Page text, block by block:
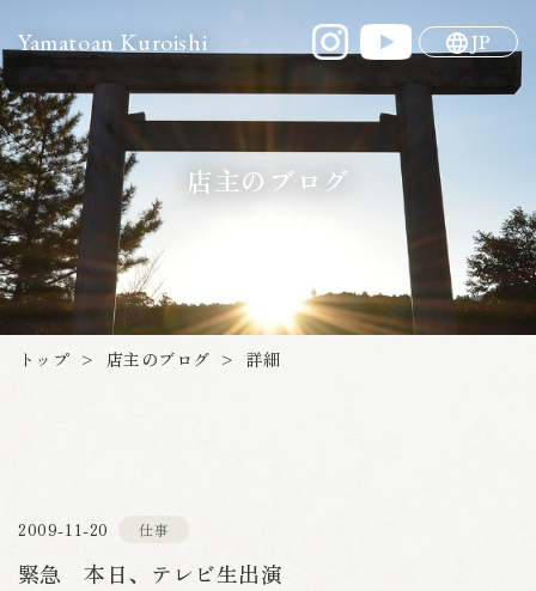
Yamatoan Kuroishi JP
店主のブログ
トップ > 店主のブログ > 詳細
2009-11-20 仕事
緊急 本日、テレビ生出演